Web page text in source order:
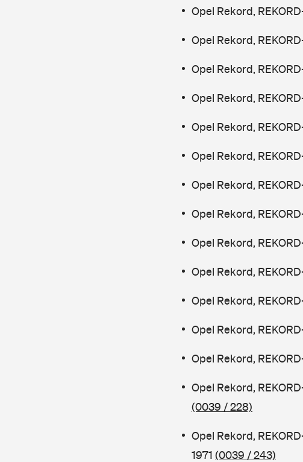
Opel Rekord,
Opel Rekord,
Opel Rekord,
Opel Rekord,
Opel Rekord,
Opel Rekord,
Opel Rekord,
Opel Rekord,
Opel Rekord,
Opel Rekord,
Opel Rekord,
Opel Rekord,
Opel Rekord,
Opel Rekord,
(0039 / 228)
Opel Rekord,
1971 (0039 / 243)